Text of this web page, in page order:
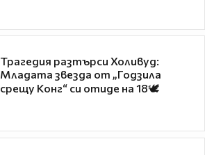
Трагедия разтърси Холивуд:
Младата звезда от „Годзила
срещу Конг“ си отиде на 18🕊️